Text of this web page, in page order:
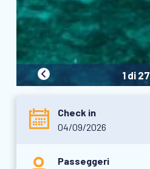
1 di 27
Check in
04/09/2026
Passeggeri